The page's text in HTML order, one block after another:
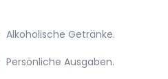
Alkoholische Getränke.
Persönliche Ausgaben.